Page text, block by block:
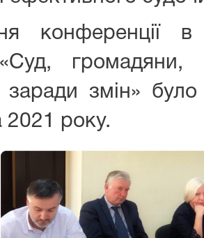
конференції
громадяни,
заради змін»
2021 року.